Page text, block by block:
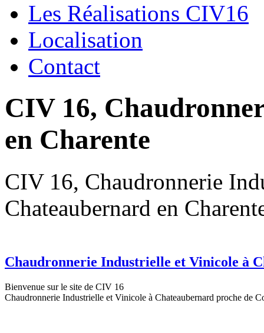
Les Réalisations CIV16
Localisation
Contact
CIV 16,
en Charente
CIV 16, Chaudronnerie
Chateaubernard en
Chaudronnerie Industrielle et Vinicole à
Bienvenue sur le site de CIV 16
Chaudronnerie Industrielle et Vinicole à Chateaubernard proche de